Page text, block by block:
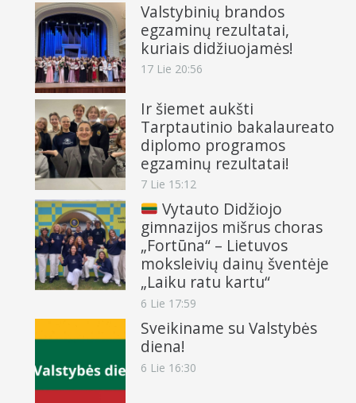
Valstybinių brandos
egzaminų rezultatai,
kuriais didžiuojamės!
17 Lie 20:56
Ir šiemet aukšti
Tarptautinio bakalaureato
diplomo programos
egzaminų rezultatai!
7 Lie 15:12
Vytauto Didžiojo
gimnazijos mišrus choras
„Fortūna“ – Lietuvos
moksleivių dainų šventėje
„Laiku ratu kartu“
6 Lie 17:59
Sveikiname su Valstybės
diena!
6 Lie 16:30